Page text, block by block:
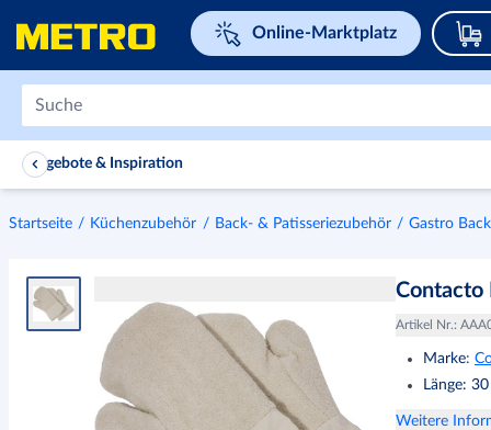
Navigieren Sie zu home pageOnline-Marktplatz
Angebote & Inspiration
Startseite Küchenzubehör Back- & Patisseriezubehör Gastro
Contacto
Artikel Nr.:
Marke:
Länge:
Weitere